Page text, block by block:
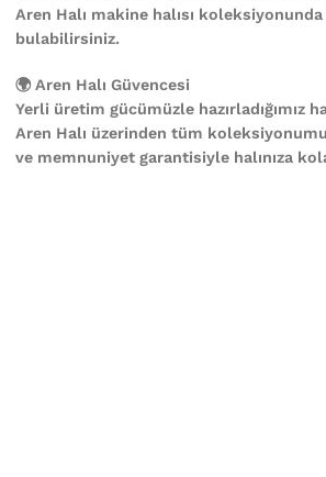
Aren Halı makine halısı
bulabilirsiniz.
🌍 Aren Halı Güvencesi
Yerli üretim gücümüzle hazırladığımız
Aren Halı üzerinden tüm
ve memnuniyet garantisiyle halınıza